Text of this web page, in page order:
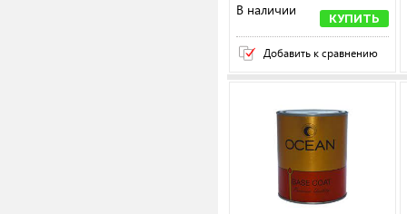
В наличии
КУПИТЬ
Добавить к сравнению